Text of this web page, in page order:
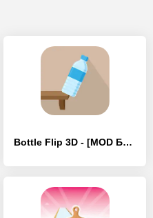
Bottle Flip 3D - [MOD Бесконечные монеты]